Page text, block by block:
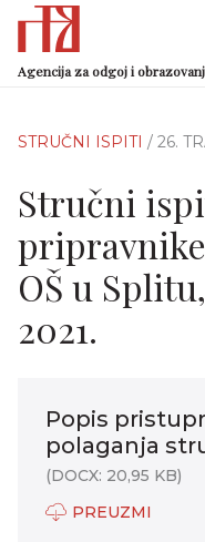
Agencija za odgoj i
STRUČNI ISPITI / 26.
Stručni
OŠ u
2021.
Popis
polaganja
(DOCX: 20,95 KB)
PREUZMI